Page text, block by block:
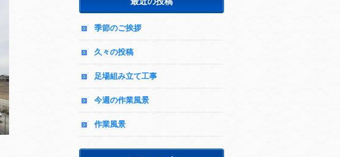
季節のご挨拶
久々の投稿
足場組み立て工事
今週の作業風景
作業風景